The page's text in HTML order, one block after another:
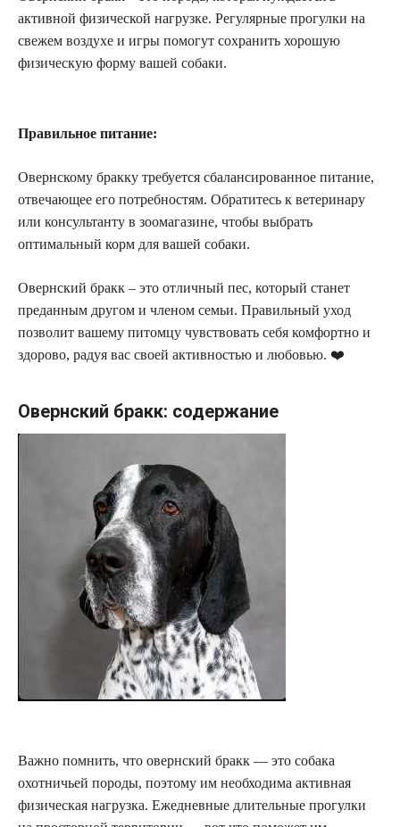
активной физической нагрузке. Регулярные прогулки на
свежем воздухе и игры помогут сохранить хорошую
физическую форму вашей собаки.
Правильное питание:
Овернскому бракку требуется сбалансированное питание,
отвечающее его потребностям. Обратитесь к ветеринару
или консультанту в зоомагазине, чтобы выбрать
оптимальный корм для вашей собаки.
Овернский бракк – это отличный пес, который станет
преданным другом и членом семьи. Правильный уход
позволит вашему питомцу чувствовать себя комфортно и
здорово, радуя вас своей активностью и любовью. ❤️
Овернский бракк: содержание
Важно помнить, что овернский бракк — это собака
охотничьей породы, поэтому им необходима активная
физическая нагрузка. Ежедневные длительные прогулки